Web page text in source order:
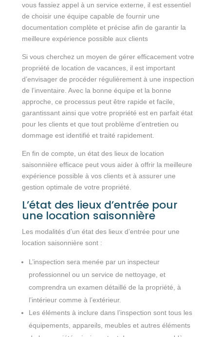
vous fassiez appel à un service externe, il est essentiel
de choisir une équipe capable de fournir une
documentation complète et précise afin de garantir la
meilleure expérience possible aux clients
Si vous cherchez un moyen de gérer efficacement votre
propriété de location de vacances, il est important
d’envisager de procéder régulièrement à une inspection
de l’inventaire. Avec la bonne équipe et la bonne
approche, ce processus peut être rapide et facile,
garantissant ainsi que votre propriété est en parfait état
pour les clients et que tout problème d’entretien ou
dommage est identifié et traité rapidement.
En fin de compte, un état des lieux de location
saisonnière efficace peut vous aider à offrir la meilleure
expérience possible à vos clients et à assurer une
gestion optimale de votre propriété.
L’état des lieux d’entrée pour
une location saisonnière
Les modalités d’un état des lieux d’entrée pour une
location saisonnière sont :
L’inspection sera menée par un inspecteur
professionnel ou un service de nettoyage, et
comprendra un examen détaillé de la propriété, à
l’intérieur comme à l’extérieur.
Les éléments à inclure dans l’inspection sont tous les
équipements, appareils, meubles et autres éléments